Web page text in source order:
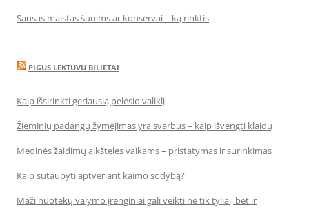
Sausas maistas šunims ar konservai – ką rinktis
PIGUS LEKTUVU BILIETAI
Kaip išsirinkti geriausią pelėsio valiklį
Žieminių padangų žymėjimas yra svarbus – kaip išvengti klaidų
Medinės žaidimų aikštelės vaikams – pristatymas ir surinkimas
Kaip sutaupyti aptveriant kaimo sodybą?
Maži nuotekų valymo įrenginiai gali veikti ne tik tyliai, bet ir